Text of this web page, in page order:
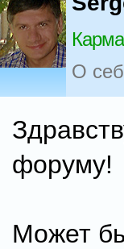
О
форуму!
Может